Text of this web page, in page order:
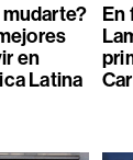
en
Latina
En